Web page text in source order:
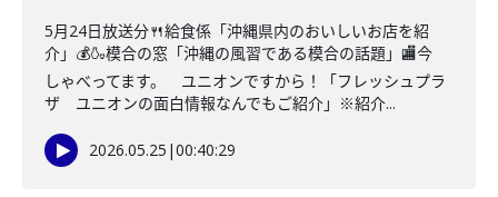
5月24日放送分🍴給食係「沖縄県内のおいしいお店を紹
介」💰🍶模合の窓「沖縄の風習である模合の話題」🏬今
しゃべってます。 ユニオンですから！「フレッシュプラ
ザ ユニオンの面白情報なんでもご紹介」※紹介...
2026.05.25 |00:40:29